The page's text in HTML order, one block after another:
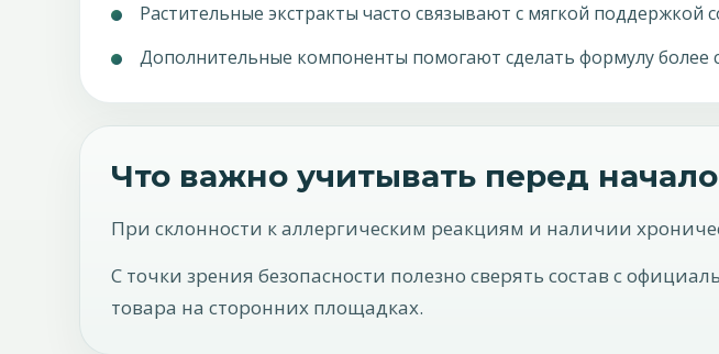
Растительные экстракты часто связывают с мягкой поддержкой
Дополнительные компоненты помогают сделать формулу более
Что важно учитывать перед
При склонности к аллергическим реакциям и наличии
С точки зрения безопасности полезно сверять состав с
товара на сторонних площадках.